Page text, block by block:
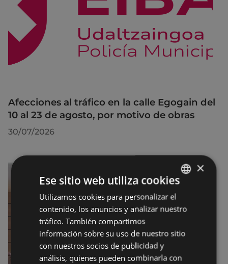
Afecciones al tráfico en la calle Egogain del
10 al 23 de agosto, por motivo de obras
30/07/2026
BASQUE
SPANISH
×
Ese sitio web utiliza cookies
Utilizamos cookies para personalizar el
contenido, los anuncios y analizar nuestro
tráfico. También compartimos
información sobre su uso de nuestro sitio
con nuestros socios de publicidad y
análisis, quienes pueden combinarla con